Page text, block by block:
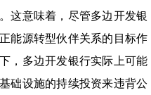
这意味着，尽管多边开发银
能源转型伙伴关系的目标作
，多边开发银行实际上可能
础设施的持续投资来违背公